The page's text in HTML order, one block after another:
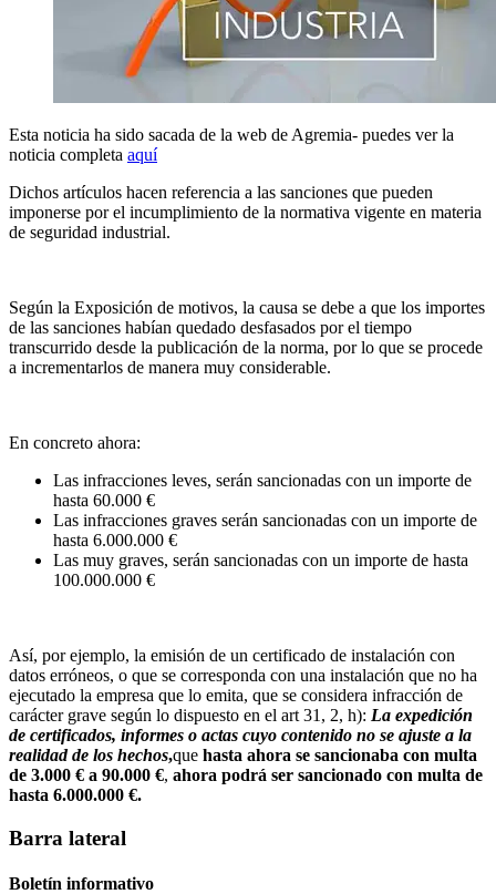
Esta noticia ha sido sacada de la web de Agremia- puedes ver la
noticia completa aquí
Dichos artículos hacen referencia a las sanciones que pueden
imponerse por el incumplimiento de la normativa vigente en materia
de seguridad industrial.
Según la Exposición de motivos, la causa se debe a que los importes
de las sanciones habían quedado desfasados por el tiempo
transcurrido desde la publicación de la norma, por lo que se procede
a incrementarlos de manera muy considerable.
En concreto ahora:
Las infracciones leves, serán sancionadas con un importe de
hasta 60.000 €
Las infracciones graves serán sancionadas con un importe de
hasta 6.000.000 €
Las muy graves, serán sancionadas con un importe de hasta
100.000.000 €
Así, por ejemplo, la emisión de un certificado de instalación con
datos erróneos, o que se corresponda con una instalación que no ha
ejecutado la empresa que lo emita, que se considera infracción de
carácter grave según lo dispuesto en el art 31, 2, h): La expedición
de certificados, informes o actas cuyo contenido no se ajuste a la
realidad de los hechos,que hasta ahora se sancionaba con multa
de 3.000 € a 90.000 €, ahora podrá ser sancionado con multa de
hasta 6.000.000 €.
Barra lateral
Boletín informativo